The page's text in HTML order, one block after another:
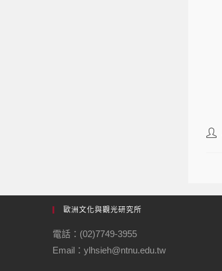
歐洲文化與觀光研究所
電話：(02)7749-3955
Email：ylhsieh@ntnu.edu.tw